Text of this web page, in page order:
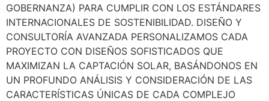
GOBERNANZA) PARA CUMPLIR CON LOS ESTÁNDARES
INTERNACIONALES DE SOSTENIBILIDAD. DISEÑO Y
CONSULTORÍA AVANZADA PERSONALIZAMOS CADA
PROYECTO CON DISEÑOS SOFISTICADOS QUE
MAXIMIZAN LA CAPTACIÓN SOLAR, BASÁNDONOS EN
UN PROFUNDO ANÁLISIS Y CONSIDERACIÓN DE LAS
CARACTERÍSTICAS ÚNICAS DE CADA COMPLEJO